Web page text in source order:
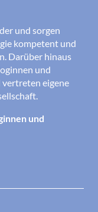
und sorgen
kompetent und
Darüber hinaus
und
eigene
und